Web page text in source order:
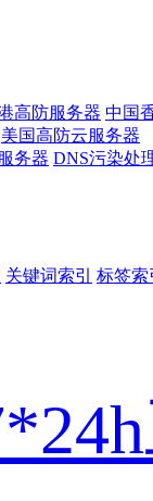
高防服务器 中国
美国高防云服务器
务器 DNS污染处
关键词索引 标签索